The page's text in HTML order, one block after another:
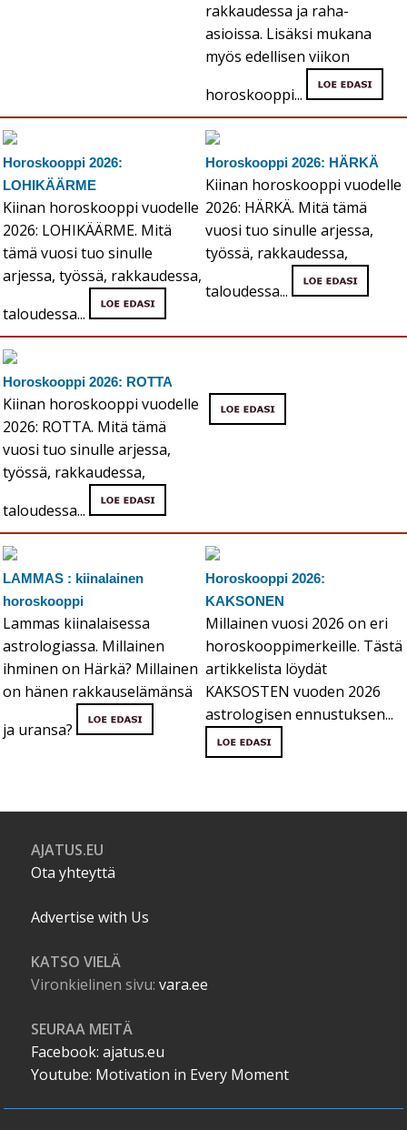
rakkaudessa ja raha-
asioissa. Lisäksi mukana
myös edellisen viikon
horoskooppi...
Horoskooppi 2026:
LOHIKÄÄRME
Kiinan horoskooppi vuodelle
2026: LOHIKÄÄRME. Mitä
tämä vuosi tuo sinulle
arjessa, työssä, rakkaudessa,
taloudessa...
Horoskooppi 2026: HÄRKÄ
Kiinan horoskooppi vuodelle
2026: HÄRKÄ. Mitä tämä
vuosi tuo sinulle arjessa,
työssä, rakkaudessa,
taloudessa...
Horoskooppi 2026: ROTTA
Kiinan horoskooppi vuodelle
2026: ROTTA. Mitä tämä
vuosi tuo sinulle arjessa,
työssä, rakkaudessa,
taloudessa...
LAMMAS : kiinalainen
horoskooppi
Lammas kiinalaisessa
astrologiassa. Millainen
ihminen on Härkä? Millainen
on hänen rakkauselämänsä
ja uransa?
Horoskooppi 2026:
KAKSONEN
Millainen vuosi 2026 on eri
horoskooppimerkeille. Tästä
artikkelista löydät
KAKSOSTEN vuoden 2026
astrologisen ennustuksen...
AJATUS.EU
Ota yhteyttä
Advertise with Us
KATSO VIELÄ
Vironkielinen sivu:vara.ee
SEURAA MEITÄ
Facebook: ajatus.eu
Youtube: Motivation in Every Moment